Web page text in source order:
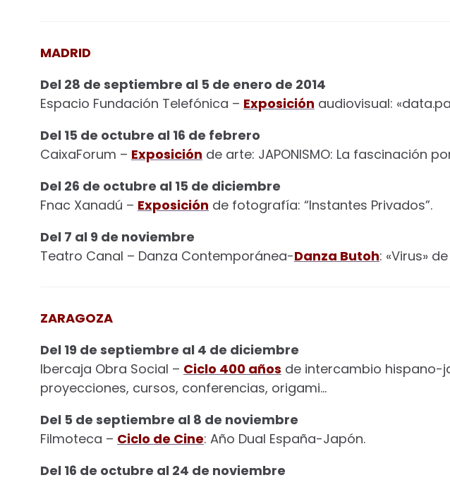
MADRID
Del 28 de septiembre al 5 de enero de 2014
Espacio Fundación Telefónica – Exposición audiovisual:
Del 15 de octubre al 16 de febrero
CaixaForum – Exposición de arte: JAPONISMO: La fascinación
Del 26 de octubre al 15 de diciembre
Fnac Xanadú – Exposición de fotografía: “Instantes Privados”.
Del 7 al 9 de noviembre
Teatro Canal – Danza Contemporánea-Danza Butoh: «Virus»
ZARAGOZA
Del 19 de septiembre al 4 de diciembre
Ibercaja Obra Social – Ciclo 400 años de intercambio hispano-
proyecciones, cursos, conferencias, origami…
Del 5 de septiembre al 8 de noviembre
Filmoteca – Ciclo de Cine: Año Dual España-Japón.
Del 16 de octubre al 24 de noviembre